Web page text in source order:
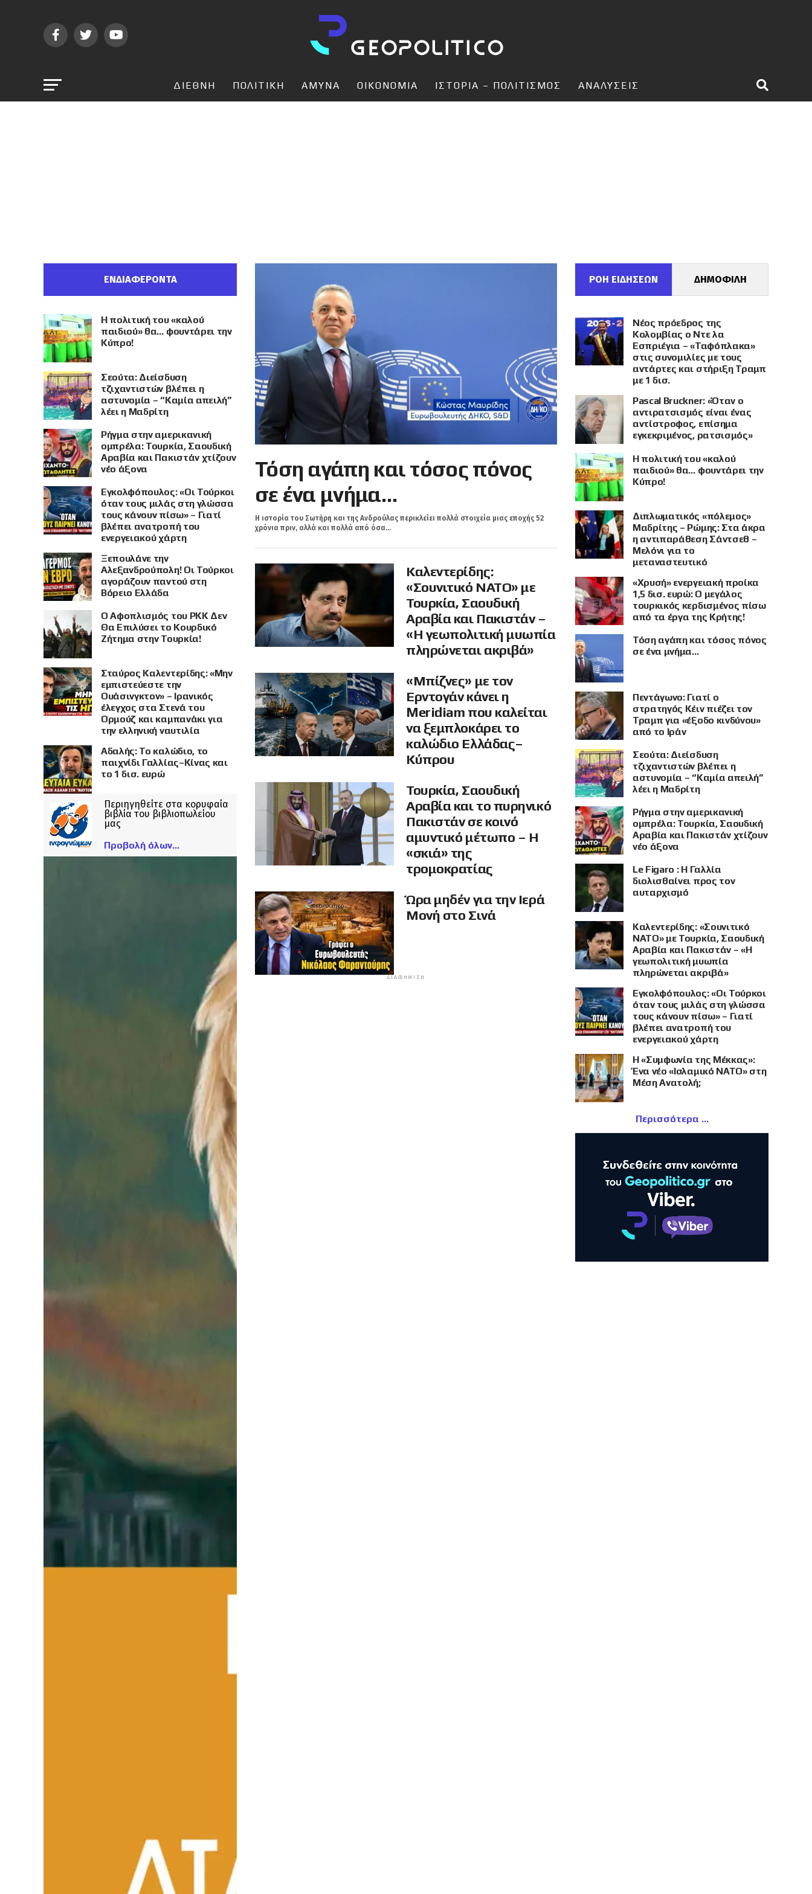
ΔΙΕΘΝΗ ΠΟΛΙΤΙΚΗ ΑΜΥΝΑ ΟΙΚΟΝΟΜΙΑ ΙΣΤΟΡΙΑ – ΠΟΛΙΤΙΣΜΟΣ ΑΝΑΛΥΣΕΙΣ
Τόση αγάπη και τόσος πόνος
σε ένα μνήμα…
Η ιστορία του Σωτήρη και της Ανδρούλας περικλείει πολλά στοιχεία μιας εποχής 52
χρόνια πριν, αλλά και πολλά από όσα...
Καλεντερίδης:
«Σουνιτικό ΝΑΤΟ» με
Τουρκία, Σαουδική
Αραβία και Πακιστάν –
«Η γεωπολιτική μυωπία
πληρώνεται ακριβά»
«Μπίζνες» με τον
Ερντογάν κάνει η
Meridiam που καλείται
να ξεμπλοκάρει το
καλώδιο Ελλάδας–
Κύπρου
Τουρκία, Σαουδική
Αραβία και το πυρηνικό
Πακιστάν σε κοινό
αμυντικό μέτωπο – Η
«σκιά» της
τρομοκρατίας
Ώρα μηδέν για την Ιερά
Μονή στο Σινά
ΔΙΑΦΉΜΙΣΗ
ΕΝΔΙΑΦΕΡΟΝΤΑ
Η πολιτική του «καλού
παιδιού» θα… φουντάρει την
Κύπρο!
Σεούτα: Διείσδυση
τζιχαντιστών βλέπει η
αστυνομία – “Καμία απειλή”
λέει η Μαδρίτη
Ρήγμα στην αμερικανική
ομπρέλα: Τουρκία, Σαουδική
Αραβία και Πακιστάν χτίζουν
νέο άξονα
Εγκολφόπουλος: «Οι Τούρκοι
όταν τους μιλάς στη γλώσσα
τους κάνουν πίσω» – Γιατί
βλέπει ανατροπή του
ενεργειακού χάρτη
Ξεπουλάνε την
Αλεξανδρούπολη! Οι Τούρκοι
αγοράζουν παντού στη
Βόρειο Ελλάδα
Ο Αφοπλισμός του PKK Δεν
Θα Επιλύσει το Κουρδικό
Ζήτημα στην Τουρκία!
Σταύρος Καλεντερίδης: «Μην
εμπιστεύεστε την
Ουάσινγκτον» – Ιρανικός
έλεγχος στα Στενά του
Ορμούζ και καμπανάκι για
την ελληνική ναυτιλία
Αδαλής: Το καλώδιο, το
παιχνίδι Γαλλίας–Κίνας και
το 1 δισ. ευρώ
Περιηγηθείτε στα κορυφαία
βιβλία του βιβλιοπωλείου
μας
Προβολή όλων
ΡΟΗ ΕΙΔΗΣΕΩΝ ΔΗΜΟΦΙΛΗ
Νέος πρόεδρος της
Κολομβίας ο Ντε λα
Εσπριέγια – «Ταφόπλακα»
στις συνομιλίες με τους
αντάρτες και στήριξη Τραμπ
με 1 δισ.
Pascal Bruckner: «Όταν ο
αντιρατσισμός είναι ένας
αντίστροφος, επίσημα
εγκεκριμένος, ρατσισμός»
Η πολιτική του «καλού
παιδιού» θα… φουντάρει την
Κύπρο!
Διπλωματικός «πόλεμος»
Μαδρίτης – Ρώμης: Στα άκρα
η αντιπαράθεση Σάντσεθ –
Μελόνι για το
μεταναστευτικό
«Χρυσή» ενεργειακή προίκα
1,5 δισ. ευρώ: Ο μεγάλος
τουρκικός κερδισμένος πίσω
από τα έργα της Κρήτης!
Τόση αγάπη και τόσος πόνος
σε ένα μνήμα…
Πεντάγωνο: Γιατί ο
στρατηγός Κέιν πιέζει τον
Τραμπ για «έξοδο κινδύνου»
από το Ιράν
Σεούτα: Διείσδυση
τζιχαντιστών βλέπει η
αστυνομία – “Καμία απειλή”
λέει η Μαδρίτη
Ρήγμα στην αμερικανική
ομπρέλα: Τουρκία, Σαουδική
Αραβία και Πακιστάν χτίζουν
νέο άξονα
Le Figaro : Η Γαλλία
διολισθαίνει προς τον
αυταρχισμό
Καλεντερίδης: «Σουνιτικό
ΝΑΤΟ» με Τουρκία, Σαουδική
Αραβία και Πακιστάν – «Η
γεωπολιτική μυωπία
πληρώνεται ακριβά»
Εγκολφόπουλος: «Οι Τούρκοι
όταν τους μιλάς στη γλώσσα
τους κάνουν πίσω» – Γιατί
βλέπει ανατροπή του
ενεργειακού χάρτη
Η «Συμφωνία της Μέκκας»:
Ένα νέο «Ισλαμικό ΝΑΤΟ» στη
Μέση Ανατολή;
Περισσότερα